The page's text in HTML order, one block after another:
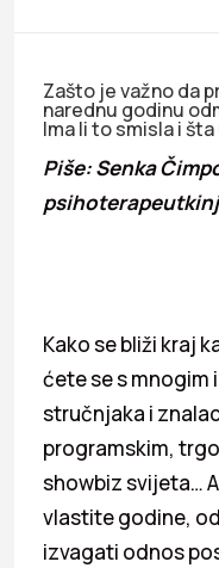
Zašto je važno da
narednu godinu
Ima li to smisla i
Piše: Senka
Kako se bliži kraj
ćete se s mnogim
stručnjaka i
programskim,
showbiz svijeta…
vlastite godine,
izvagati odnos